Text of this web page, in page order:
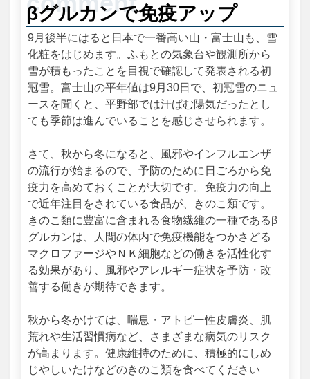
βグルカンで免疫アップ
9月後半にはると日本で一番高い山・富士山も、雪
化粧をはじめます。ふもとの気象台や観測所から
雪が積もったことを目視で確認して発表される初
冠雪。富士山の平年値は9月30日で、初冠雪のニュ
ースを聞くと、平野部では汗ばむ陽気だったとし
ても季節は進んでいることを感じさせられます。
さて、秋から冬になると、風邪やインフルエンザ
の流行が始まるので、予防のために日ごろから免
疫力を高めておくことが大切です。免疫力の向上
で近年注目をされている食品が、きのこ類です。
きのこ類に豊富に含まれる食物繊維の一種であるβ
グルカンは、人間の体内で免疫機能をつかさどる
マクロファージやＮＫ細胞などの働きを活性化す
る効果があり、風邪やアレルギー症状を予防・改
善する働きが期待できます。
秋から冬かけては、喘息・アトピー性皮膚炎、肌
荒れや生活習慣病など、さまざまな病気のリスク
が高まります。健康維持のために、積極的にしめ
じやしいたけなどのきのこ類を食べてください